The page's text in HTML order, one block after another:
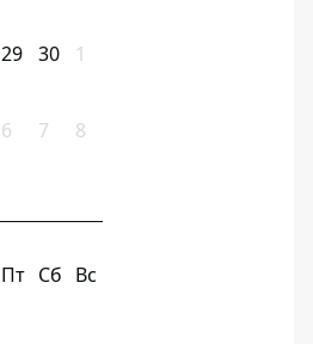
29 30 1
6 7 8
Пт Сб Вс